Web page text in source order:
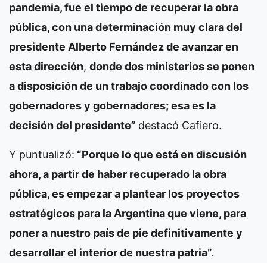
pandemia, fue el tiempo de recuperar la obra
pública, con una determinación muy clara del
presidente Alberto Fernández de avanzar en
esta dirección, donde dos ministerios se ponen
a disposición de un trabajo coordinado con los
gobernadores y gobernadores; esa es la
decisión del presidente” destacó Cafiero.
Y puntualizó: “Porque lo que está en discusión
ahora, a partir de haber recuperado la obra
pública, es empezar a plantear los proyectos
estratégicos para la Argentina que viene, para
poner a nuestro país de pie definitivamente y
desarrollar el interior de nuestra patria”.